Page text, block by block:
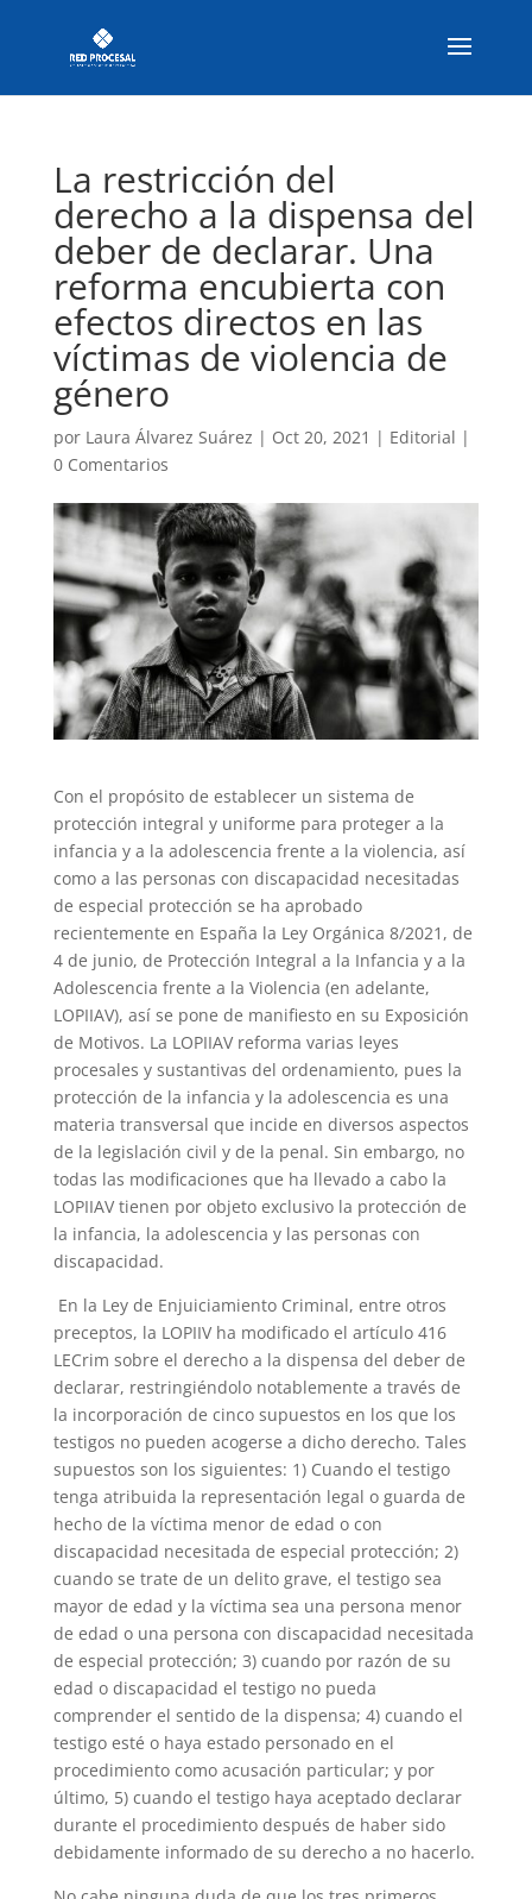
La restricción del
derecho a la dispensa del
deber de declarar. Una
reforma encubierta con
efectos directos en las
víctimas de violencia de
género
por Laura Álvarez Suárez | Oct 20, 2021 | Editorial |
0 Comentarios
Con el propósito de establecer un sistema de
protección integral y uniforme para proteger a la
infancia y a la adolescencia frente a la violencia, así
como a las personas con discapacidad necesitadas
de especial protección se ha aprobado
recientemente en España la Ley Orgánica 8/2021, de
4 de junio, de Protección Integral a la Infancia y a la
Adolescencia frente a la Violencia (en adelante,
LOPIIAV), así se pone de manifiesto en su Exposición
de Motivos. La LOPIIAV reforma varias leyes
procesales y sustantivas del ordenamiento, pues la
protección de la infancia y la adolescencia es una
materia transversal que incide en diversos aspectos
de la legislación civil y de la penal. Sin embargo, no
todas las modificaciones que ha llevado a cabo la
LOPIIAV tienen por objeto exclusivo la protección de
la infancia, la adolescencia y las personas con
discapacidad.
En la Ley de Enjuiciamiento Criminal, entre otros
preceptos, la LOPIIV ha modificado el artículo 416
LECrim sobre el derecho a la dispensa del deber de
declarar, restringiéndolo notablemente a través de
la incorporación de cinco supuestos en los que los
testigos no pueden acogerse a dicho derecho. Tales
supuestos son los siguientes: 1) Cuando el testigo
tenga atribuida la representación legal o guarda de
hecho de la víctima menor de edad o con
discapacidad necesitada de especial protección; 2)
cuando se trate de un delito grave, el testigo sea
mayor de edad y la víctima sea una persona menor
de edad o una persona con discapacidad necesitada
de especial protección; 3) cuando por razón de su
edad o discapacidad el testigo no pueda
comprender el sentido de la dispensa; 4) cuando el
testigo esté o haya estado personado en el
procedimiento como acusación particular; y por
último, 5) cuando el testigo haya aceptado declarar
durante el procedimiento después de haber sido
debidamente informado de su derecho a no hacerlo.